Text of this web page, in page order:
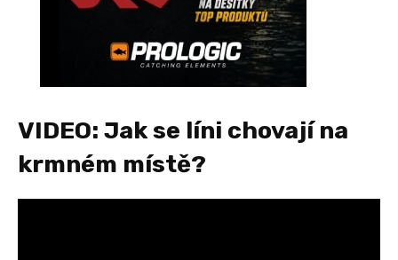
VIDEO: Jak se líni chovají na
krmném místě?